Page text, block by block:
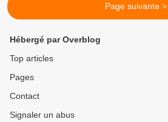
Page suivante >
Hébergé par Overblog
Top articles
Pages
Contact
Signaler un abus